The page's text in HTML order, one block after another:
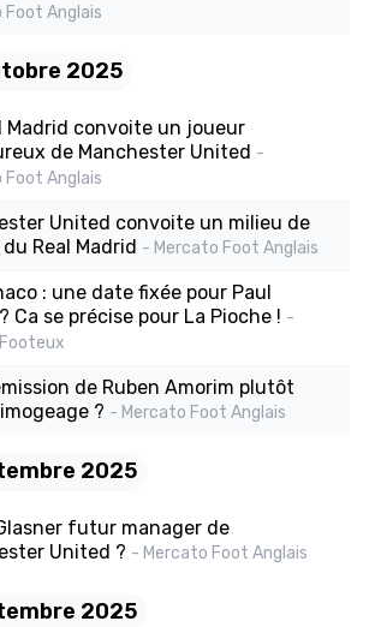
Foot Anglais
2025
Madrid convoite un joueur
de Manchester United -
Foot Anglais
United convoite un milieu de
Real Madrid - Mercato Foot Anglais
: une date fixée pour Paul
Ca se précise pour La Pioche ! -
de Ruben Amorim plutôt
? - Mercato Foot Anglais
2025
futur manager de
United ? - Mercato Foot Anglais
2025